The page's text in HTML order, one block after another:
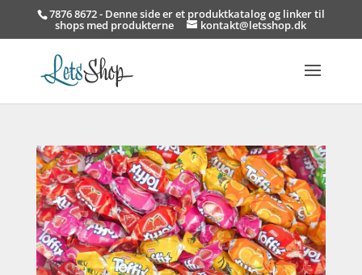
7876 8672 - Denne side er et produktkatalog og linker til
shops med produkterne kontakt@letsshop.dk